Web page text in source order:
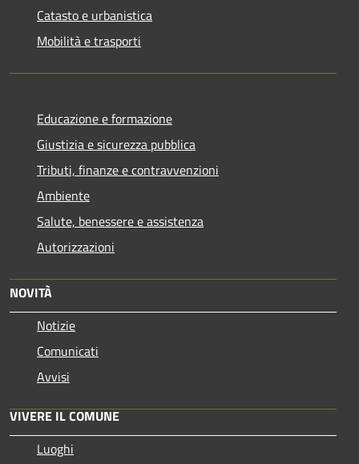
Catasto e urbanistica
Mobilità e trasporti
Educazione e formazione
Giustizia e sicurezza pubblica
Tributi, finanze e contravvenzioni
Ambiente
Salute, benessere e assistenza
Autorizzazioni
NOVITÀ
Notizie
Comunicati
Avvisi
VIVERE IL COMUNE
Luoghi